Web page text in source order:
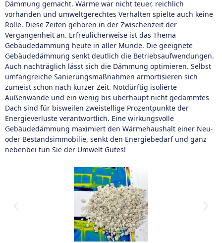
Dämmung gemacht. Wärme war nicht teuer, reichlich
vorhanden und umweltgerechtes Verhalten spielte auch keine
Rolle. Diese Zeiten gehören in der Zwischenzeit der
Vergangenheit an. Erfreulicherweise ist das Thema
Gebäudedämmung heute in aller Munde. Die geeignete
Gebäudedämmung senkt deutlich die Betriebsaufwendungen.
Auch nachträglich lässt sich die Dämmung optimieren. Selbst
umfangreiche Sanierungsmaßnahmen armortisieren sich
zumeist schon nach kurzer Zeit. Notdürftig isolierte
Außenwände und ein wenig bis überhaupt nicht gedämmtes
Dach sind für bisweilen zweistellige Prozentpunkte der
Energieverluste verantwortlich. Eine wirkungsvolle
Gebäudedämmung maximiert den Wärmehaushalt einer Neu-
oder Bestandsimmobilie, senkt den Energiebedarf und ganz
nebenbei tun Sie der Umwelt Gutes!